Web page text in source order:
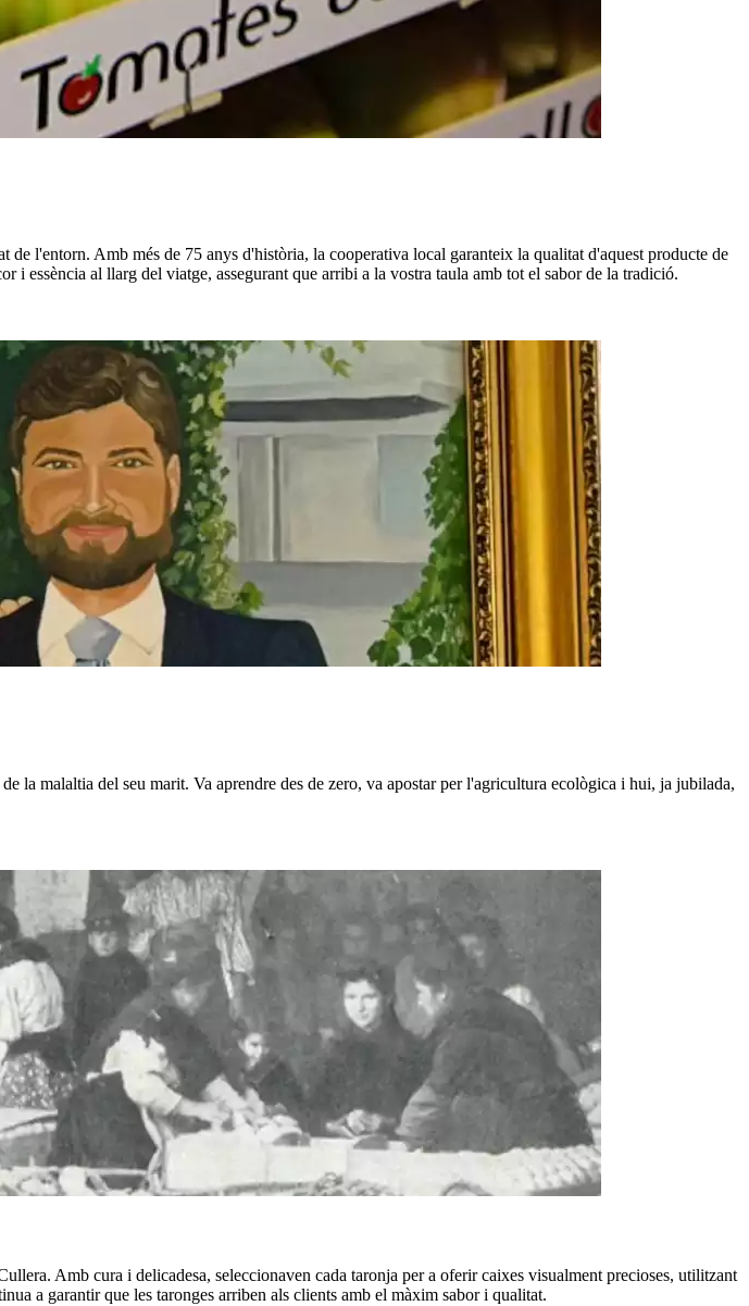
l'entorn. Amb més de 75 anys d'història, la cooperativa local garanteix la qualitat d'aquest producte de
essència al llarg del viatge, assegurant que arribi a la vostra taula amb tot el sabor de la tradició.
la malaltia del seu marit. Va aprendre des de zero, va apostar per l'agricultura ecològica i hui, ja jubilada,
Amb cura i delicadesa, seleccionaven cada taronja per a oferir caixes visualment precioses, utilitzant
a garantir que les taronges arriben als clients amb el màxim sabor i qualitat.